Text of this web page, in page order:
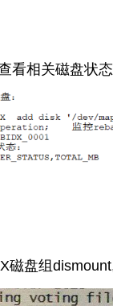
看相关磁盘状态
磁盘组